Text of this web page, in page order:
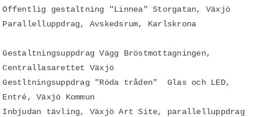
Offentlig gestaltning "Linnea" Storgatan, Växjö
Parallelluppdrag, Avskedsrum, Karlskrona
Gestaltningsuppdrag Vägg Bröstmottagningen,
Centrallasarettet Växjö
Gestltningsuppdrag "Röda tråden" Glas och LED,
Entré, Växjö Kommun
Inbjudan tävling, Växjö Art Site, parallelluppdrag